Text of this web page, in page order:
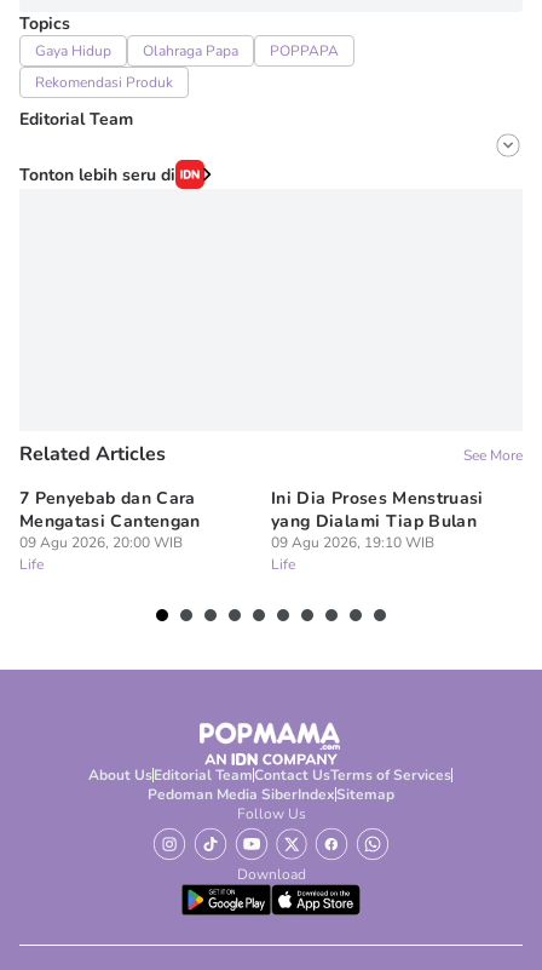
Topics
Gaya Hidup Olahraga Papa
POPPAPA
Rekomendasi Produk
Editorial Team
Editor
Nurul Khoiriyah
Tonton lebih seru di
Related Articles See More
7 Penyebab dan Cara
Mengatasi Cantengan
09 Agu 2026, 20:00 WIB
Life
Ini Dia Proses Menstruasi
yang Dialami Tiap Bulan
09 Agu 2026, 19:10 WIB
Life
About UsEditorial TeamContact UsTerms of Services
Pedoman Media SiberIndexSitemap
Follow Us
Download